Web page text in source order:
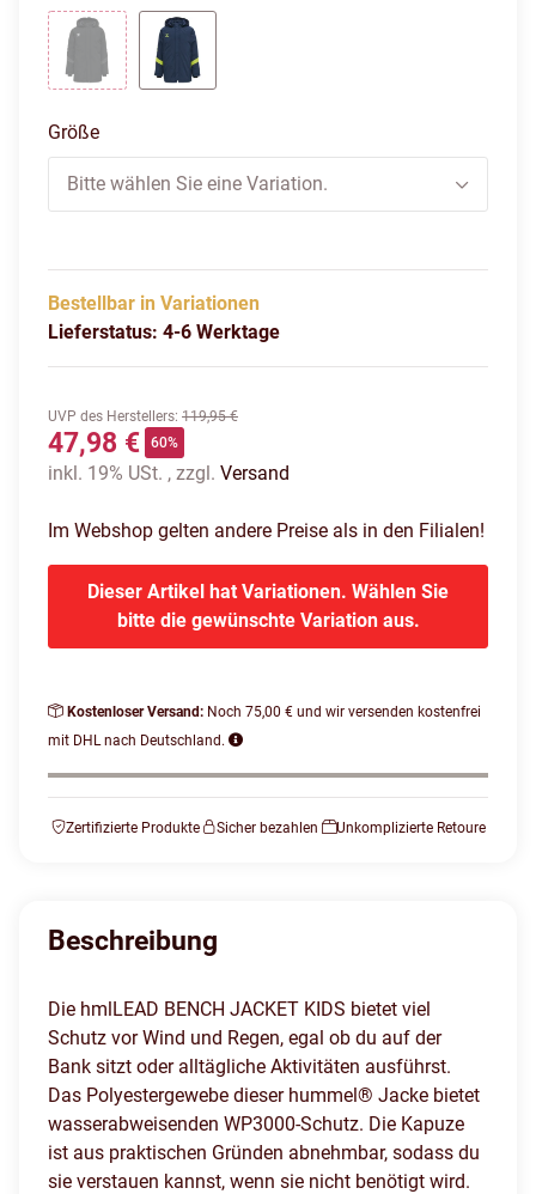
Größe
Bitte wählen Sie eine Variation.
Bestellbar in Variationen
Lieferstatus: 4-6 Werktage
UVP des Herstellers: 119,95 €
47,98 € 60%
inkl. 19% USt. , zzgl. Versand
Im Webshop gelten andere Preise als in den Filialen!
Dieser Artikel hat Variationen. Wählen Sie
bitte die gewünschte Variation aus.
Kostenloser Versand: Noch 75,00 € und wir versenden kostenfrei
mit DHL nach Deutschland.
Zertifizierte Produkte Sicher bezahlen Unkomplizierte Retoure
Beschreibung
Die hmlLEAD BENCH JACKET KIDS bietet viel
Schutz vor Wind und Regen, egal ob du auf der
Bank sitzt oder alltägliche Aktivitäten ausführst.
Das Polyestergewebe dieser hummel® Jacke bietet
wasserabweisenden WP3000-Schutz. Die Kapuze
ist aus praktischen Gründen abnehmbar, sodass du
sie verstauen kannst, wenn sie nicht benötigt wird.